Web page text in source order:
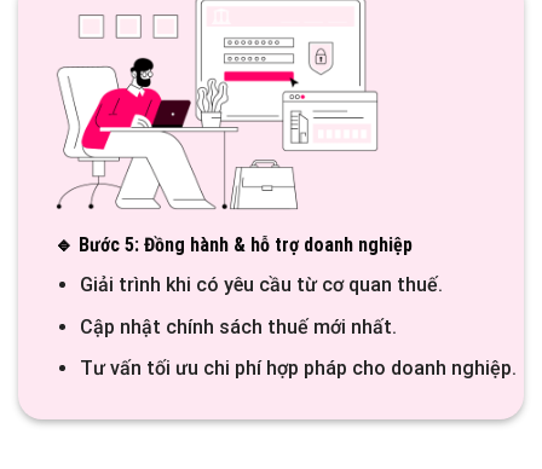
🔹 Bước 5: Đồng hành & hỗ trợ doanh nghiệp
Giải trình khi có yêu cầu từ cơ quan thuế.
Cập nhật chính sách thuế mới nhất.
Tư vấn tối ưu chi phí hợp pháp cho doanh nghiệp.